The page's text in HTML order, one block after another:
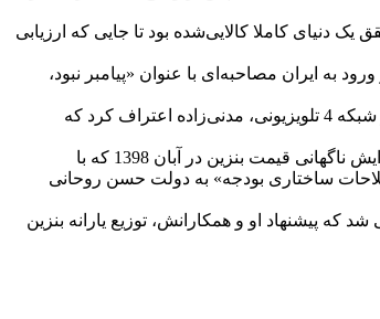
دنیای کاملا کالایی‌شده بود تا جایی که ارزیابی
به ایران مصاحبه‌ای با عنوان «پیامبر نبود،
سال گذشته علی مدنی‌زاده در یک برنامه تلویزیونی فاش کرد که او طراح ایده افزایش قیمت بنزین در دولت روحانی بوده است. در برنامه تلویزیونی شیوه در شبکه 4 تلویزیونی، مدنی‌زاده اعتراف کرد که
مدنی‌زاده این موضوع را در پاسخ به نکات مطروحه توسط علی ظاهری دیگر کارشناس حاضر در برنامه بیان کرد. ظاهری در این برنامه اظهار داشت که افزایش ناگهانی قیمت بنزین در آبان 1398 که با
ساختاری بودجه» به دولت حسن روحانی
بنزین در آبان 1398 را با طرح خود بی‌ارتباط دانست و مدعی شد که پیشنهاد او و همکارانش، توزیع یارانه بنزین